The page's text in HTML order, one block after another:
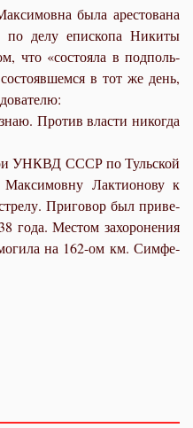
бы­ла аре­сто­ва­на
де­лу епи­ско­па Ни­ки­ты
что «со­сто­я­ла в под­поль­
в тот же день,
Про­тив вла­сти ни­ко­гда
УНКВД СССР по Туль­ской
Лак­ти­о­но­ву к
При­го­вор был при­ве­
го­да. Ме­стом за­хо­ро­не­ния
на 162-ом км. Сим­фе­